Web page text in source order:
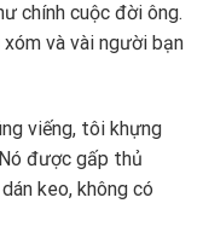
chính cuộc đời ông.
xóm và vài người bạn
viếng, tôi khựng
được gấp thủ
keo, không có